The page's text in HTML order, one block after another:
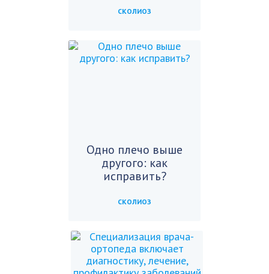
СКОЛИОЗ
Одно плечо выше
другого: как
исправить?
СКОЛИОЗ